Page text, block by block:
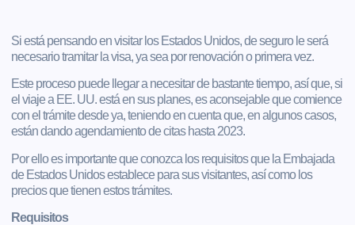
Si está pensando en visitar los Estados Unidos, de seguro le será
necesario tramitar la visa, ya sea por renovación o primera vez.
Este proceso puede llegar a necesitar de bastante tiempo, así que, si
el viaje a EE. UU. está en sus planes, es aconsejable que comience
con el trámite desde ya, teniendo en cuenta que, en algunos casos,
están dando agendamiento de citas hasta 2023.
Por ello es importante que conozca los requisitos que la Embajada
de Estados Unidos establece para sus visitantes, así como los
precios que tienen estos trámites.
Requisitos